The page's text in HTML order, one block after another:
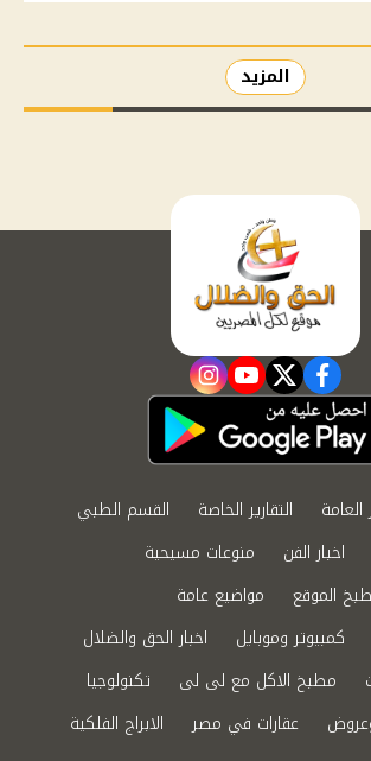
المزيد
facebook
twitter
youtube
instagram
العامة التقارير الخاصة
القسم الطبي
اخبار الفن
منوعات مسيحية
الموقع
مواضيع عامة
كمبيوتر وموبايل
اخبار الحق والضلال
مطبخ الاكل مع لى لى
تكنولوجيا
عقارات في مصر
الابراج الفلكية